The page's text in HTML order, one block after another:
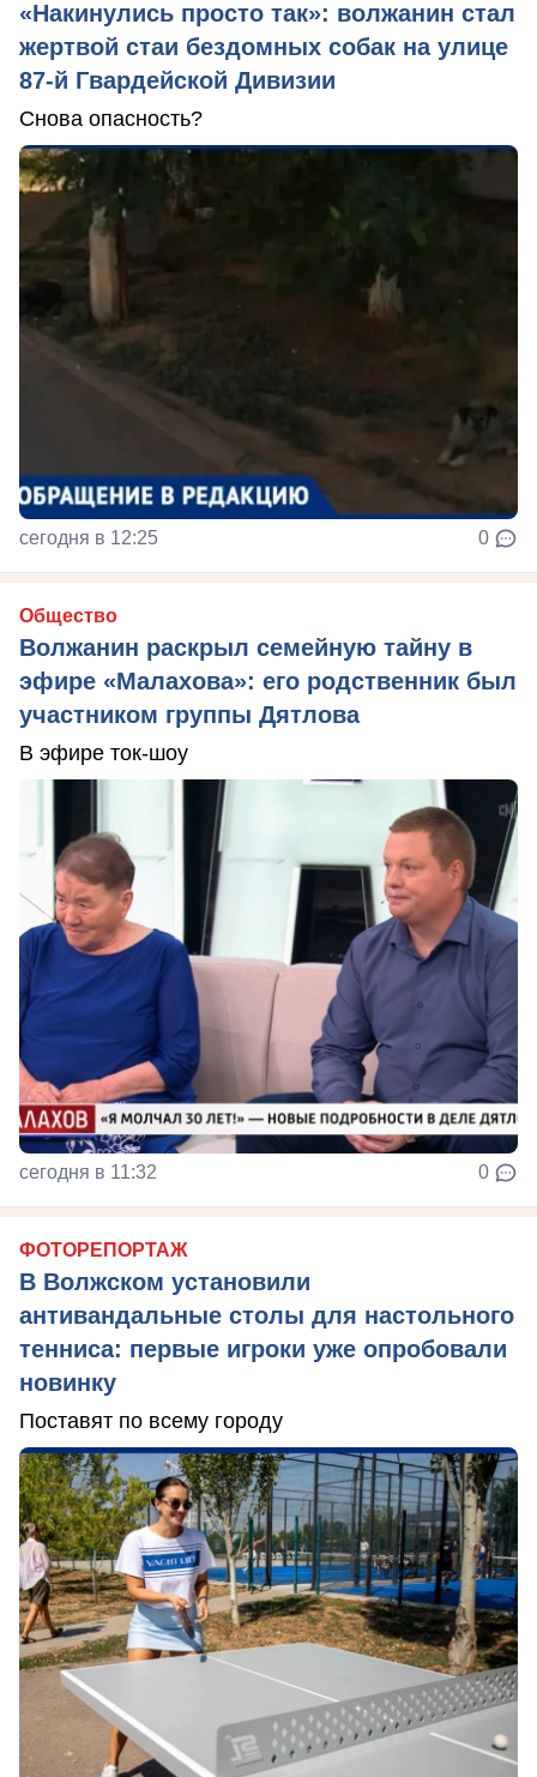
«Накинулись просто так»: волжанин стал
жертвой стаи бездомных собак на улице
87-й Гвардейской Дивизии
Снова опасность?
сегодня в 12:25 0
Общество
Волжанин раскрыл семейную тайну в
эфире «Малахова»: его родственник был
участником группы Дятлова
В эфире ток-шоу
сегодня в 11:32 0
ФОТОРЕПОРТАЖ
В Волжском установили
антивандальные столы для настольного
тенниса: первые игроки уже опробовали
новинку
Поставят по всему городу